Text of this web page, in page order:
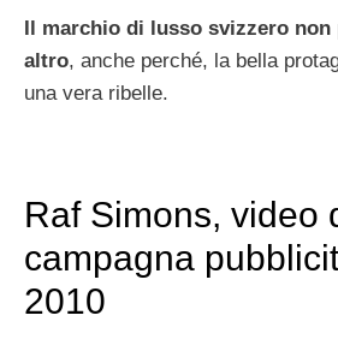
Il marchio di lusso svizzero non
altro, anche perché, la bella
una vera ribelle.
Raf Simons, video
campagna
2010